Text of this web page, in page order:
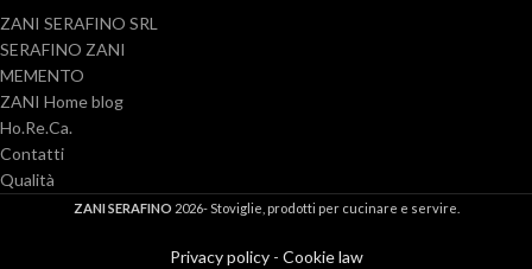
ZANI SERAFINO SRL
SERAFINO ZANI
MEMENTO
ZANI Home blog
Ho.Re.Ca.
Contatti
Qualità
ZANI SERAFINO 2026- Stoviglie, prodotti per cucinare e servire.
Privacy policy- Cookie law